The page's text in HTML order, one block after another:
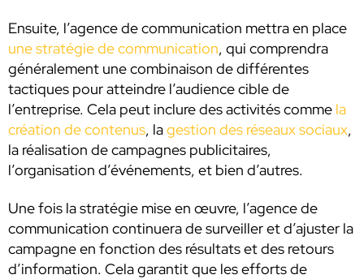
Ensuite, l’agence de communication mettra en place
une stratégie de communication, qui comprendra
généralement une combinaison de différentes
tactiques pour atteindre l’audience cible de
l’entreprise. Cela peut inclure des activités comme la
création de contenus, lagestion des réseaux sociaux,
la réalisation de campagnes publicitaires,
l’organisation d’événements, et bien d’autres.
Une fois la stratégie mise en œuvre, l’agence de
communication continuera de surveiller et d’ajuster la
campagne en fonction des résultats et des retours
d’information. Cela garantit que les efforts de